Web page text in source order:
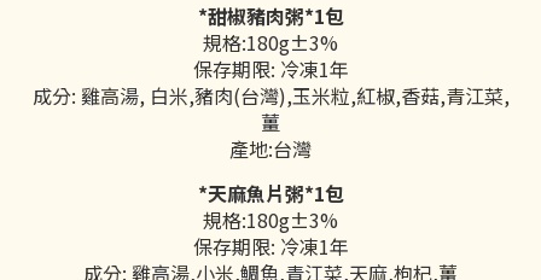
*甜椒豬肉粥*1包
規格:180g±3%
保存期限: 冷凍1年
成分: 雞高湯, 白米,豬肉(台灣),玉米粒,紅椒,香菇,青江菜,
薑
產地:台灣
*天麻魚片粥*1包
規格:180g±3%
保存期限: 冷凍1年
成分: 雞高湯,小米,鯛魚,青江菜,天麻,枸杞,薑